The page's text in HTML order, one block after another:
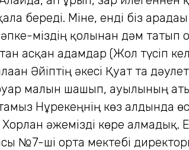
береді. Міне, енді біз
міздің қолынан дәм
асқан адамдар (Жол түсіп
Әйіптің әкесі Қуат та
малын шашып, ауылының
Нұрекеңнің көз алдында
Хорлан әжемізді көре
№7-ші орта мектебі